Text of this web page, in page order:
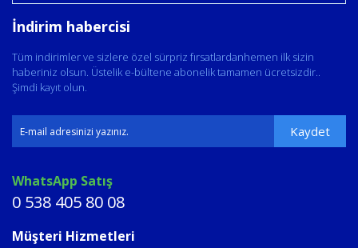
İndirim habercisi
Tüm indirimler ve sizlere özel sürpriz fırsatlardanhemen ilk sizin
haberiniz olsun. Üstelik e-bültene abonelik tamamen ücretsizdir..
Şimdi kayıt olun.
Kaydet
WhatsApp Satış
0 538 405 80 08
Müşteri Hizmetleri